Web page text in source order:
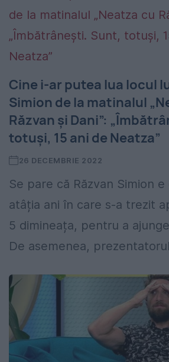
Cine i-ar putea lua locul
Simion de la matinalul
Răzvan și Dani”:
totuși, 15 ani de Neatza”
26 DECEMBRIE 2022
Se pare că Răzvan Simion
atâția ani în care s-a trezit
5 dimineața, pentru a
De asemenea,